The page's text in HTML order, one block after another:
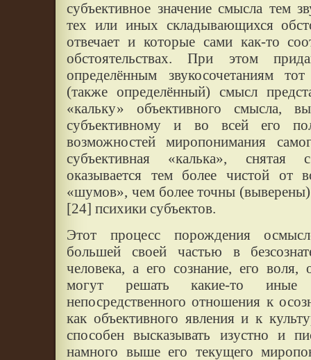
субъективное значение смысла тем
тех или иных складывающихся
отвечает и которые сами как-то
обстоятельствах. При этом
определённым звукосочетаниям
(также определённый) смысл
«кальку» объективного смысла,
субъективному и во всей его
возможностей миропонимания
субъективная «калька», снятая
оказывается тем более чистой от
«шумов», чем более точны (выверены)
[24] психики субъектов.
Этот процесс порождения
большей своей частью в
человека, а его сознание, его воля,
могут решать какие-то
непосредственного отношения к
как объективного явления и к
способен высказывать изустно и
намного выше его текущего